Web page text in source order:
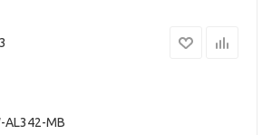
AL342-MB